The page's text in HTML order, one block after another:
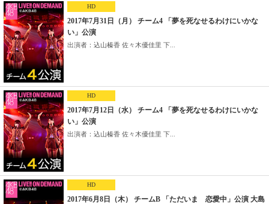
HD
2017年7月31日（月） チーム4 「夢を死なせるわけにいかな
い」公演
出演者：込山榛香 佐々木優佳里 下...
HD
2017年7月12日（水） チーム4 「夢を死なせるわけにいかな
い」公演
出演者：込山榛香 佐々木優佳里 下...
HD
2017年6月8日（木） チームB 「ただいま 恋愛中」公演 大島